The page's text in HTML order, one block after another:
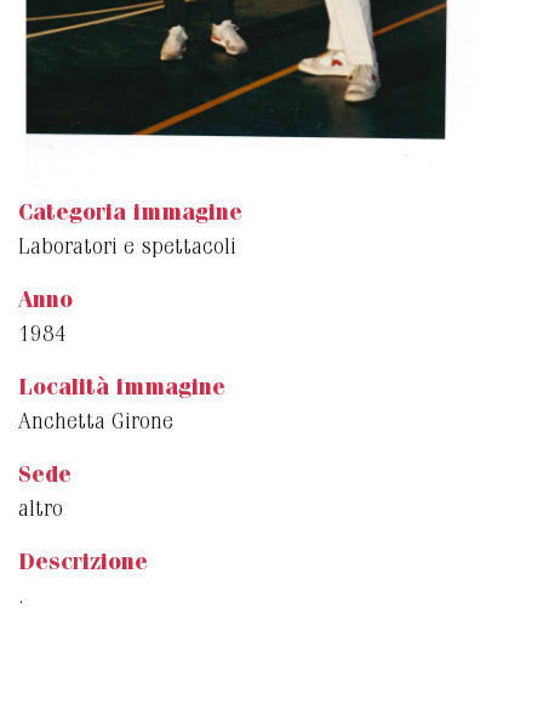
Categoria immagine
Laboratori e spettacoli
Anno
1984
Località immagine
Anchetta Girone
Sede
altro
Descrizione
.